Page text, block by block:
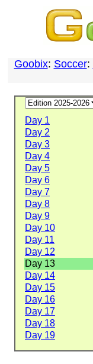
Goobix: Soccer:
Day 1
Day 2
Day 3
Day 4
Day 5
Day 6
Day 7
Day 8
Day 9
Day 10
Day 11
Day 12
Day 13
Day 14
Day 15
Day 16
Day 17
Day 18
Day 19